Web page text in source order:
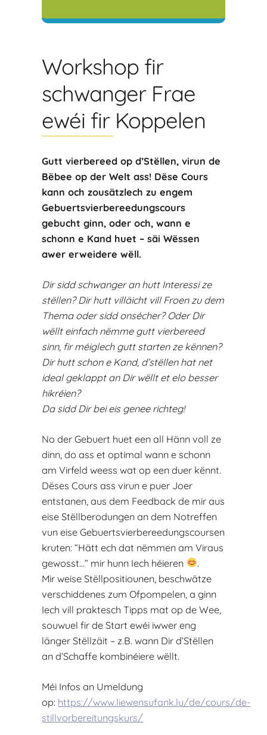
Workshop fir
schwanger Frae
ewéi fir Koppelen
Gutt vierbereed op d’Stëllen, virun de
Bëbee op der Welt ass! Dëse Cours
kann och zousätzlech zu engem
Gebuertsvierbereedungscours
gebucht ginn, oder och, wann e
schonn e Kand huet – säi Wëssen
awer erweidere wëll.
Dir sidd schwanger an hutt Interessi ze
stëllen? Dir hutt villäicht vill Froen zu dem
Thema oder sidd onsécher? Oder Dir
wëllt einfach nëmme gutt vierbereed
sinn, fir méiglech gutt starten ze kënnen?
Dir hutt schon e Kand, d’stëllen hat net
ideal geklappt an Dir wëllt et elo besser
hikréien?
Da sidd Dir bei eis genee richteg!
No der Gebuert huet een all Hänn voll ze
dinn, do ass et optimal wann e schonn
am Virfeld weess wat op een duer kënnt.
Dëses Cours ass virun e puer Joer
entstanen, aus dem Feedback de mir aus
eise Stëllberodungen an dem Notreffen
vun eise Gebuertsvierbereedungscoursen
kruten: “Hätt ech dat nëmmen am Viraus
gewosst…” mir hunn Iech héieren
.
Mir weise Stëllpositiounen, beschwätze
verschiddenes zum Ofpompelen, a ginn
Iech vill praktesch Tipps mat op de Wee,
souwuel fir de Start ewéi iwwer eng
länger Stëllzäit – z.B. wann Dir d’Stëllen
an d’Schaffe kombinéiere wëllt.
Méi Infos an Umeldung
op: https://www.liewensufank.lu/de/cours/de-
stillvorbereitungskurs/